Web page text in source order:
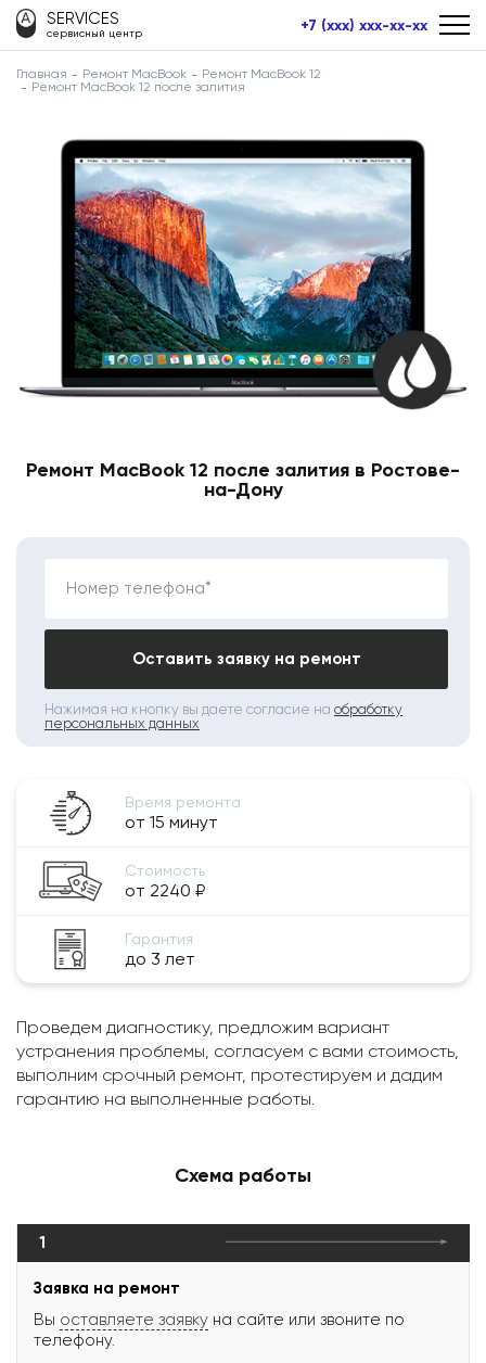
SERVICES
сервисный центр +7 (xxx) xxx-xx-xx
Главная Ремонт MacBook
Ремонт MacBook 12
Ремонт MacBook 12 после залития
Ремонт MacBook 12 после залития в Ростове-
на-Дону
Номер телефона*
Оставить заявку на ремонт
Нажимая на кнопку вы даете согласие на обработку
персональных данных
Время ремонта
от 15 минут
Стоимость
от 2240 ₽
Гарантия
до 3 лет
Проведем диагностику, предложим вариант
устранения проблемы, согласуем с вами стоимость,
выполним срочный ремонт, протестируем и дадим
гарантию на выполненные работы.
Схема работы
1
Заявка на ремонт
Вы оставляете заявку на сайте или звоните по
телефону.